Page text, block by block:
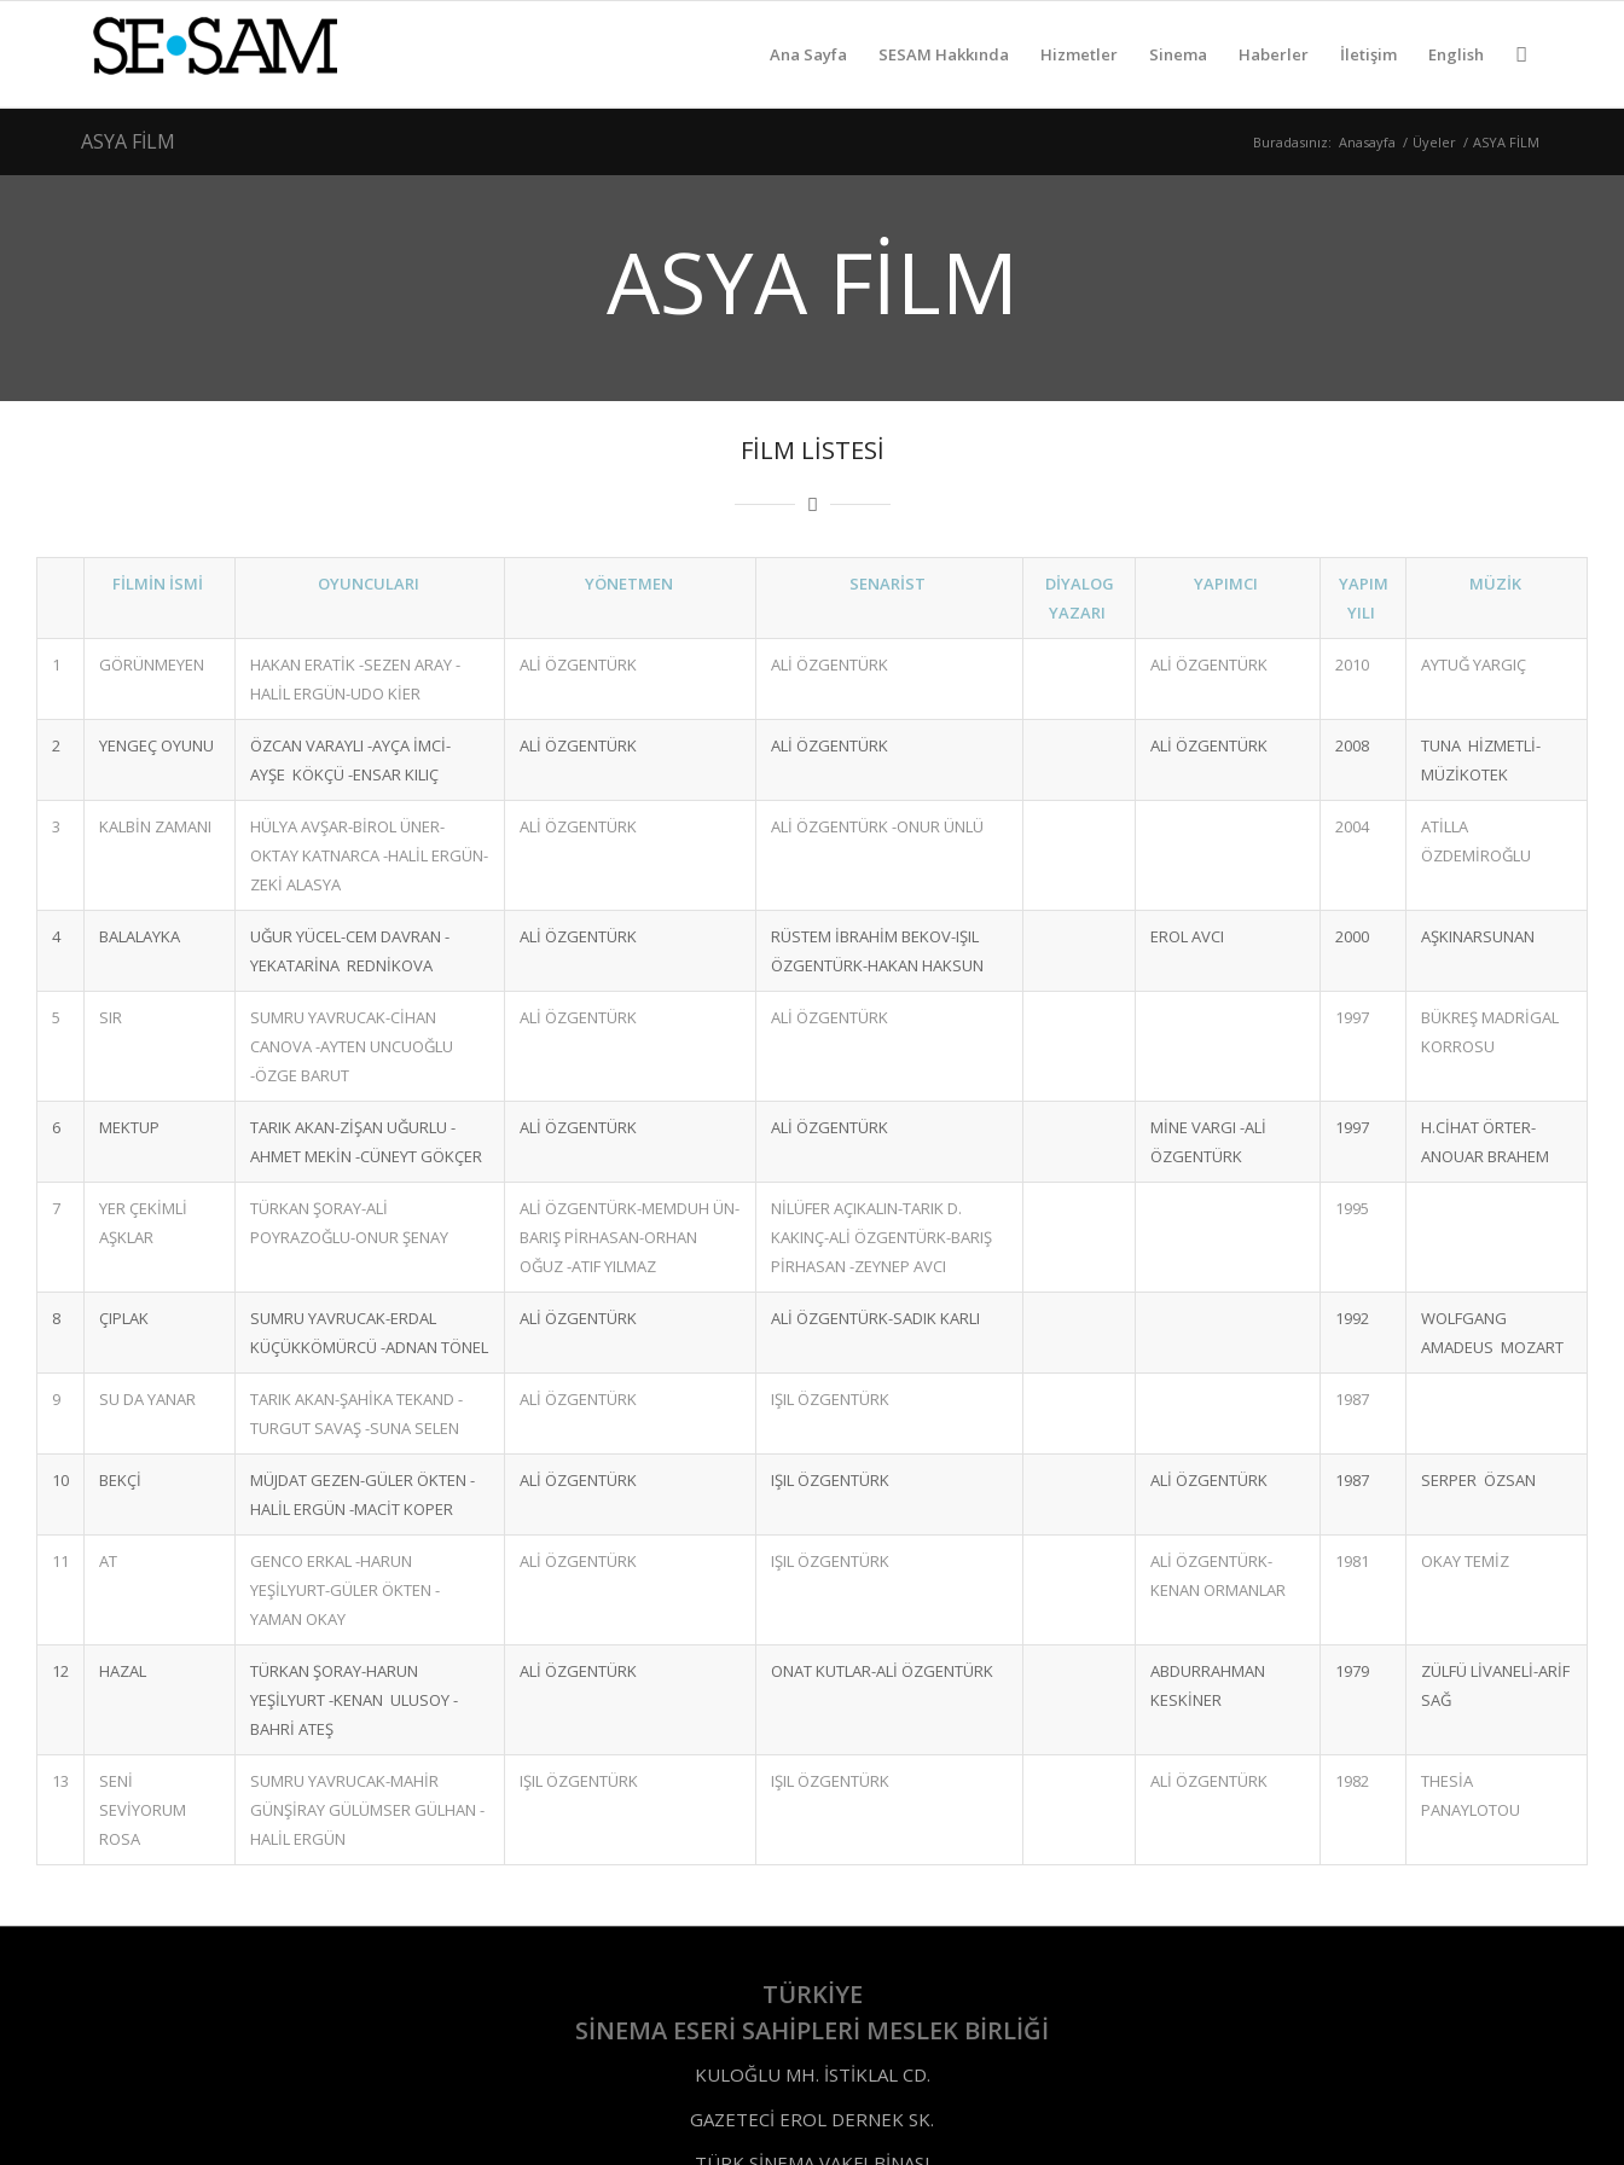
Ana Sayfa SESAM Hakkında Hizmetler Sinema Haberler İletişim English
ASYA FİLM Buradasınız: Anasayfa / Üyeler / ASYA FİLM
ASYA FİLM
FİLM LİSTESİ
FİLMİN İSMİ OYUNCULARI YÖNETMEN SENARİST
DİYALOG
YAZARI
YAPIMCI
YAPIM
YILI
MÜZİK
1 GÖRÜNMEYEN
HAKAN ERATİK -SEZEN ARAY -
HALİL ERGÜN-UDO KİER
ALİ ÖZGENTÜRK ALİ ÖZGENTÜRK ALİ ÖZGENTÜRK 2010 AYTUĞ YARGIÇ
2 YENGEÇ OYUNU
ÖZCAN VARAYLI -AYÇA İMCİ-
AYŞE KÖKÇÜ -ENSAR KILIÇ
ALİ ÖZGENTÜRK ALİ ÖZGENTÜRK ALİ ÖZGENTÜRK 2008
TUNA HİZMETLİ-
MÜZİKOTEK
3 KALBİN ZAMANI
HÜLYA AVŞAR-BİROL ÜNER-
OKTAY KATNARCA -HALİL ERGÜN-
ZEKİ ALASYA
ALİ ÖZGENTÜRK ALİ ÖZGENTÜRK -ONUR ÜNLÜ 2004
ATİLLA
ÖZDEMİROĞLU
4 BALALAYKA
UĞUR YÜCEL-CEM DAVRAN -
YEKATARİNA REDNİKOVA
ALİ ÖZGENTÜRK
RÜSTEM İBRAHİM BEKOV-IŞIL
ÖZGENTÜRK-HAKAN HAKSUN
EROL AVCI 2000 AŞKINARSUNAN
5 SIR
SUMRU YAVRUCAK-CİHAN
CANOVA -AYTEN UNCUOĞLU
-ÖZGE BARUT
ALİ ÖZGENTÜRK ALİ ÖZGENTÜRK 1997
BÜKREŞ MADRİGAL
KORROSU
6 MEKTUP
TARIK AKAN-ZİŞAN UĞURLU -
AHMET MEKİN -CÜNEYT GÖKÇER
ALİ ÖZGENTÜRK ALİ ÖZGENTÜRK
MİNE VARGI -ALİ
ÖZGENTÜRK
1997
H.CİHAT ÖRTER-
ANOUAR BRAHEM
7
YER ÇEKİMLİ
AŞKLAR
TÜRKAN ŞORAY-ALİ
POYRAZOĞLU-ONUR ŞENAY
ALİ ÖZGENTÜRK-MEMDUH ÜN-
BARIŞ PİRHASAN-ORHAN
OĞUZ -ATIF YILMAZ
NİLÜFER AÇIKALIN-TARIK D.
KAKINÇ-ALİ ÖZGENTÜRK-BARIŞ
PİRHASAN -ZEYNEP AVCI
1995
8 ÇIPLAK
SUMRU YAVRUCAK-ERDAL
KÜÇÜKKÖMÜRCÜ -ADNAN TÖNEL
ALİ ÖZGENTÜRK ALİ ÖZGENTÜRK-SADIK KARLI 1992
WOLFGANG
AMADEUS MOZART
9 SU DA YANAR
TARIK AKAN-ŞAHİKA TEKAND -
TURGUT SAVAŞ -SUNA SELEN
ALİ ÖZGENTÜRK IŞIL ÖZGENTÜRK 1987
10 BEKÇİ
MÜJDAT GEZEN-GÜLER ÖKTEN -
HALİL ERGÜN -MACİT KOPER
ALİ ÖZGENTÜRK IŞIL ÖZGENTÜRK ALİ ÖZGENTÜRK 1987 SERPER ÖZSAN
11 AT
GENCO ERKAL -HARUN
YEŞİLYURT-GÜLER ÖKTEN -
YAMAN OKAY
ALİ ÖZGENTÜRK IŞIL ÖZGENTÜRK
ALİ ÖZGENTÜRK-
KENAN ORMANLAR
1981 OKAY TEMİZ
12 HAZAL
TÜRKAN ŞORAY-HARUN
YEŞİLYURT -KENAN ULUSOY -
BAHRİ ATEŞ
ALİ ÖZGENTÜRK ONAT KUTLAR-ALİ ÖZGENTÜRK
ABDURRAHMAN
KESKİNER
1979
ZÜLFÜ LİVANELİ-ARİF
SAĞ
13
SENİ
SEVİYORUM
ROSA
SUMRU YAVRUCAK-MAHİR
GÜNŞİRAY GÜLÜMSER GÜLHAN -
HALİL ERGÜN
IŞIL ÖZGENTÜRK IŞIL ÖZGENTÜRK ALİ ÖZGENTÜRK 1982
THESİA
PANAYLOTOU
TÜRKİYE
SİNEMA ESERİ SAHİPLERİ MESLEK BİRLİĞİ
KULOĞLU MH. İSTİKLAL CD.
GAZETECİ EROL DERNEK SK.